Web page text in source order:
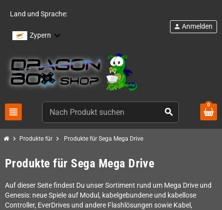
Land und Sprache:
Zypern
view_headline search
person Anmelden
0
chevron_right Produkte für chevron_right Produkte für Sega Mega Drive
Produkte für Sega Mega Drive
Auf dieser Seite findest Du unser Sortiment rund um Mega Drive und
Genesis: neue Spiele auf Modul, kabelgebundene und kabellose
Controller, EverDrives und andere Flashlösungen sowie Kabel,